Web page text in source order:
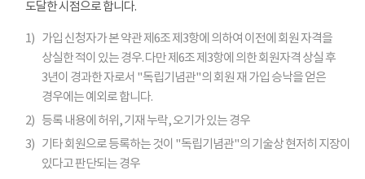
도달한 시점으로 합니다.
1) 가입 신청자가 본 약관 제6조 제3항에 의하여 이전에 회원 자격을
상실한 적이 있는 경우. 다만 제6조 제3항에 의한 회원자격 상실 후
3년이 경과한 자로서 "독립기념관"의 회원 재 가입 승낙을 얻은
경우에는 예외로 합니다.
2) 등록 내용에 허위, 기재 누락, 오기가 있는 경우
3) 기타 회원으로 등록하는 것이 "독립기념관"의 기술상 현저히 지장이
있다고 판단되는 경우